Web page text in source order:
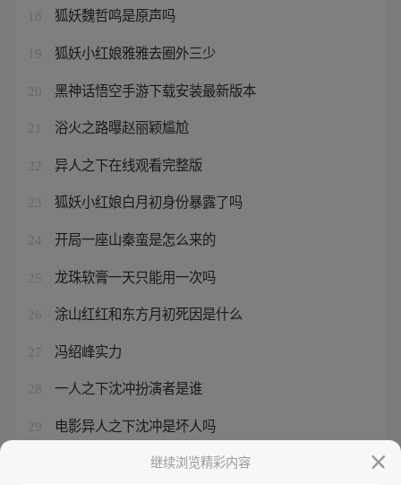
18 狐妖魏哲鸣是原声吗
19 狐妖小红娘雅雅去圈外三少
20 黑神话悟空手游下载安装最新版本
21 浴火之路曝赵丽颖尴尬
22 异人之下在线观看完整版
23 狐妖小红娘白月初身份暴露了吗
24 开局一座山秦蛮是怎么来的
25 龙珠软膏一天只能用一次吗
26 涂山红红和东方月初死因是什么
27 冯绍峰实力
28 一人之下沈冲扮演者是谁
29 电影异人之下沈冲是坏人吗
王楚钦频繁败于冷门继续浏览精彩内容